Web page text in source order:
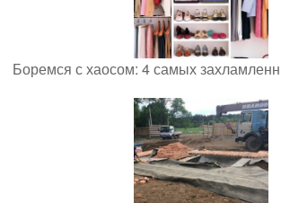
Боремся с хаосом: 4 самых